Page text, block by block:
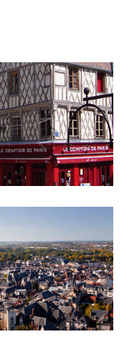
internet : studios,
visiter un
nous
Nouveautés